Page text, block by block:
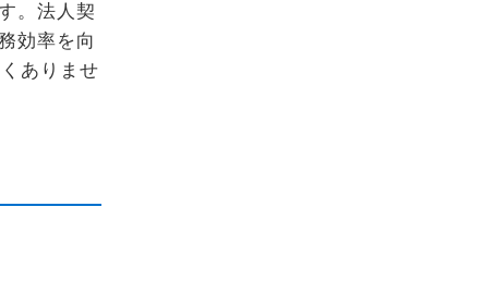
。法人契
効率を向
ありませ